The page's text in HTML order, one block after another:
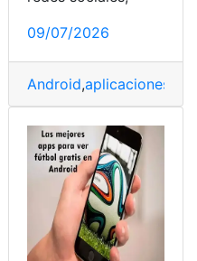
09/07/2026
Android,aplicaciones